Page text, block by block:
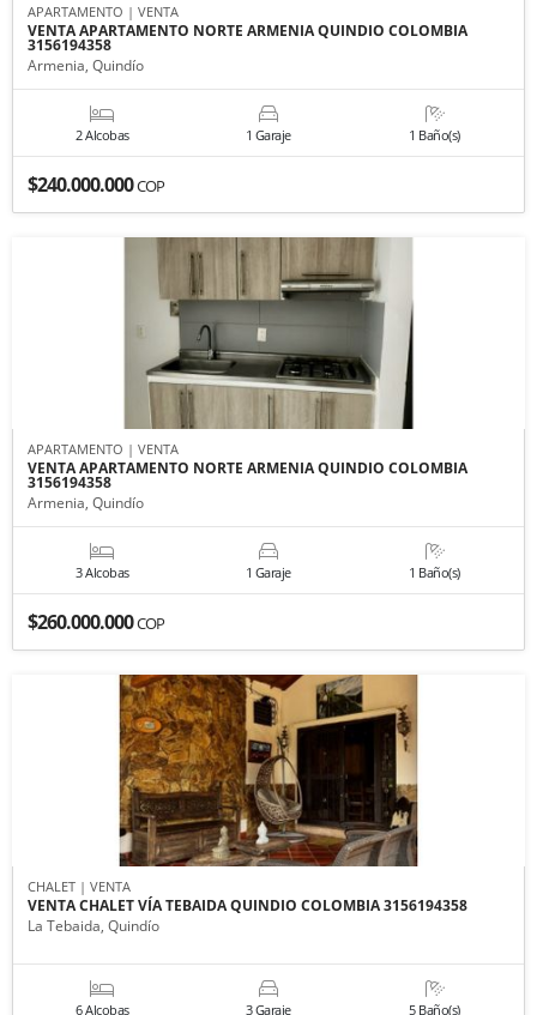
APARTAMENTO | VENTA
VENTA APARTAMENTO NORTE ARMENIA QUINDIO COLOMBIA
3156194358
Armenia, Quindío
2 Alcobas 1 Garaje 1 Baño(s)
$240.000.000COP
APARTAMENTO | VENTA
VENTA APARTAMENTO NORTE ARMENIA QUINDIO COLOMBIA
3156194358
Armenia, Quindío
3 Alcobas 1 Garaje 1 Baño(s)
$260.000.000COP
CHALET | VENTA
VENTA CHALET VÍA TEBAIDA QUINDIO COLOMBIA 3156194358
La Tebaida, Quindío
6 Alcobas 3 Garaje 5 Baño(s)